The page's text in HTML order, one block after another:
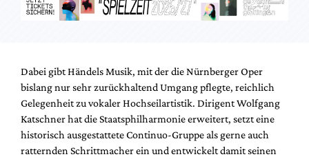
Dabei gibt Händels Musik, mit der die Nürnberger Oper
bislang nur sehr zurückhaltend Umgang pflegte, reichlich
Gelegenheit zu vokaler Hochseilartistik. Dirigent Wolfgang
Katschner hat die Staatsphilharmonie erweitert, setzt eine
historisch ausgestattete Continuo-Gruppe als gerne auch
ratternden Schrittmacher ein und entwickelt damit seinen